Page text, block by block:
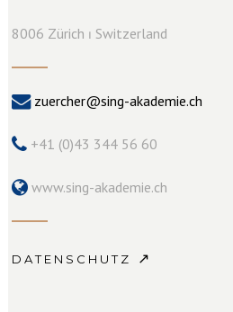
8006 Zürich ⏐ Switzerland
zuercher@sing-akademie.ch
+41 (0)43 344 56 60
www.sing-akademie.ch
DATENSCHUTZ ↗